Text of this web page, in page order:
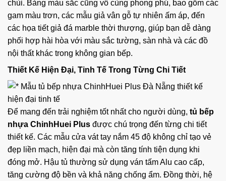
chùi. Bảng màu sắc cũng vô cùng phong phú, bao gồm các
gam màu trơn, các mẫu giả vân gỗ tự nhiên ấm áp, đến
các họa tiết giả đá marble thời thượng, giúp bạn dễ dàng
phối hợp hài hòa với màu sắc tường, sàn nhà và các đồ
nội thất khác trong không gian bếp.
Thiết Kế Hiện Đại, Tinh Tế Trong Từng Chi Tiết
Để mang đến trải nghiệm tốt nhất cho người dùng, tủ bếp
nhựa ChinhHuei Plus được chú trọng đến từng chi tiết
thiết kế. Các mẫu cửa vát tay nắm 45 độ không chỉ tạo vẻ
đẹp liền mạch, hiện đại mà còn tăng tính tiện dụng khi
đóng mở. Hậu tủ thường sử dụng ván tấm Alu cao cấp,
tăng cường độ bền và khả năng chống ẩm. Đồng thời, hệ